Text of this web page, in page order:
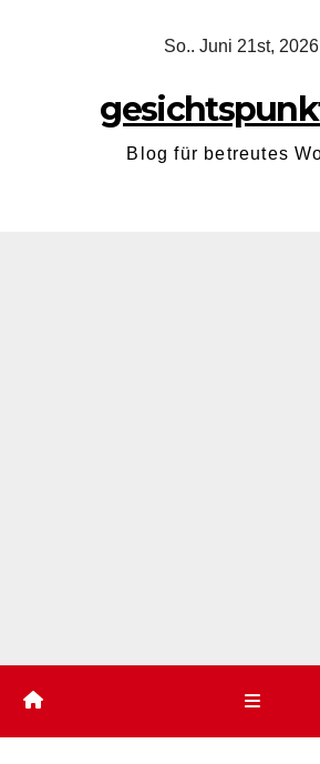
So.. Juni 21st, 2026
Blog für betreutes